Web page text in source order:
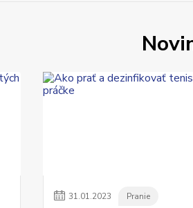
31.01.2023 Pranie